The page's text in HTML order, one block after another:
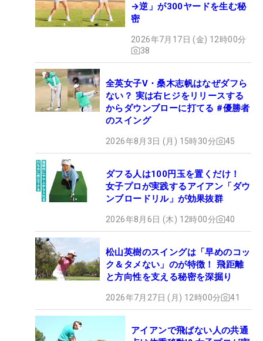
→逆」が300ヤードを生む秘
密
2026年7月17日 (金) 12時00分
38
全英女子V・桑木志帆はなぜダフら
ない？ 実は右ヒジをリリースする
からダウンブローに打てる #優勝者
のスイング
2026年8月3日 (月) 15時30分 45
ダフる人は100円玉を置くだけ！
女子プロが実践するアイアン「ダウ
ンブロードリル」が効果抜群
2026年8月6日 (木) 12時00分 40
松山英樹のスイングは「早めのコッ
ク＆タメない」のが特徴！ 飛距離
と方向性を支える秘密を深掘り
2026年7月27日 (月) 12時00分 41
アイアンで飛ばない人の共通